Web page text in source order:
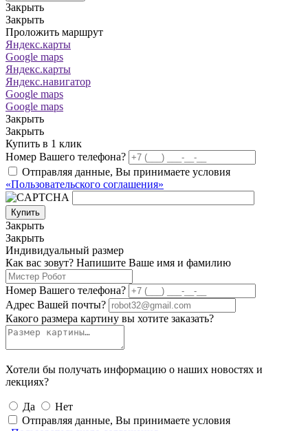
Закрыть
Закрыть
Проложить маршрут
Яндекс.карты
Google maps
Яндекс.карты
Яндекс.навигатор
Google maps
Google maps
Закрыть
Закрыть
Купить в 1 клик
Номер Вашего телефона?
Отправляя данные, Вы принимаете условия
«Пользовательского соглашения»
Купить
Закрыть
Закрыть
Индивидуальный размер
Как вас зовут? Напишите Ваше имя и фамилию
Номер Вашего телефона?
Адрес Вашей почты?
Какого размера картину вы хотите заказать?
Хотели бы получать информацию о наших новостях и
лекциях?
Да
Нет
Отправляя данные, Вы принимаете условия